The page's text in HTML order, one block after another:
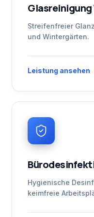
Streifenfreier
und Wintergärten.
Leistung ansehen
Hygienische
keimfreie